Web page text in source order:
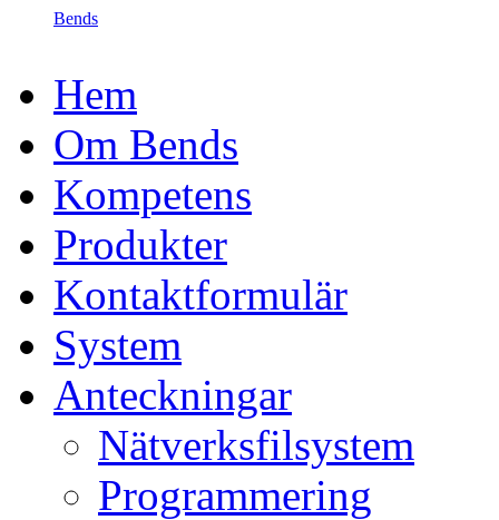
Bends
Hem
Om Bends
Kompetens
Produkter
Kontaktformulär
System
Anteckningar
Nätverksfilsystem
Programmering